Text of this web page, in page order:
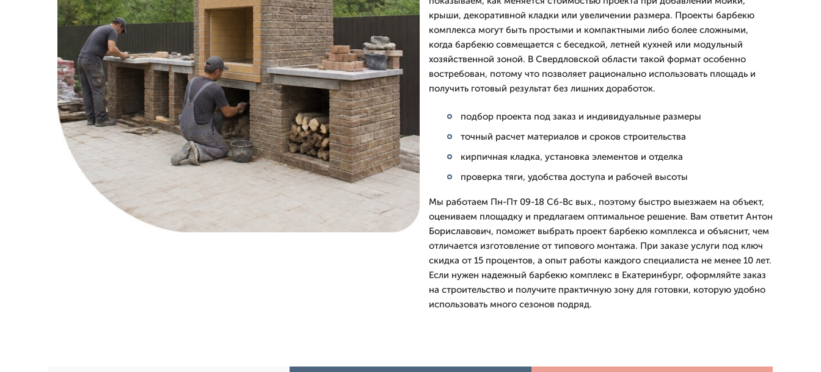
крыши, декоративной кладки или увеличении размера. Проекты барбекю
комплекса могут быть простыми и компактными либо более сложными,
когда барбекю совмещается с беседкой, летней кухней или модульный
хозяйственной зоной. В Свердловской области такой формат особенно
востребован, потому что позволяет рационально использовать площадь и
получить готовый результат без лишних доработок.
подбор проекта под заказ и индивидуальные размеры
точный расчет материалов и сроков строительства
кирпичная кладка, установка элементов и отделка
проверка тяги, удобства доступа и рабочей высоты
Мы работаем Пн-Пт 09-18 Сб-Вс вых., поэтому быстро выезжаем на объект,
оцениваем площадку и предлагаем оптимальное решение. Вам ответит Антон
Бориславович, поможет выбрать проект барбекю комплекса и объяснит, чем
отличается изготовление от типового монтажа. При заказе услуги под ключ
скидка от 15 процентов, а опыт работы каждого специалиста не менее 10 лет.
Если нужен надежный барбекю комплекс в Екатеринбург, оформляйте заказ
на строительство и получите практичную зону для готовки, которую удобно
использовать много сезонов подряд.